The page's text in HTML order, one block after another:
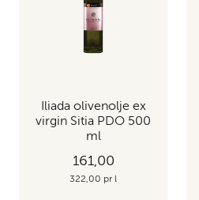
Iliada olivenolje ex
virgin Sitia PDO 500
ml
161,00
322,00 pr l